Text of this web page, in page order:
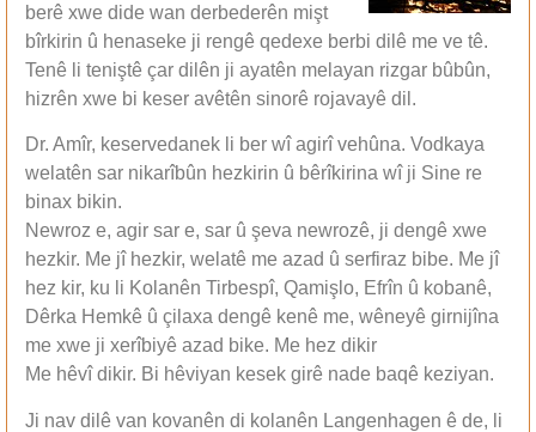
berê xwe dide wan derbederên mişt
bîrkirin û henaseke ji rengê qedexe berbi dilê me ve tê.
Tenê li teniştê çar dilên ji ayatên melayan rizgar bûbûn,
hizrên xwe bi keser avêtên sinorê rojavayê dil.
Dr. Amîr, keservedanek li ber wî agirî vehûna. Vodkaya
welatên sar nikarîbûn hezkirin û bêrîkirina wî ji Sine re
binax bikin.
Newroz e, agir sar e, sar û şeva newrozê, ji dengê xwe
hezkir. Me jî hezkir, welatê me azad û serfiraz bibe. Me jî
hez kir, ku li Kolanên Tirbespî, Qamişlo, Efrîn û kobanê,
Dêrka Hemkê û çilaxa dengê kenê me, wêneyê girnijîna
me xwe ji xerîbiyê azad bike. Me hez dikir
Me hêvî dikir. Bi hêviyan kesek girê nade baqê keziyan.
Ji nav dilê van kovanên di kolanên Langenhagen ê de, li